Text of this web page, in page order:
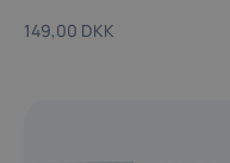
149,00 DKK